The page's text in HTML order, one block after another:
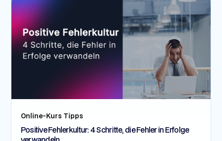
Online-Kurs Tipps
Positive Fehlerkultur: 4 Schritte, die Fehler in Erfolge